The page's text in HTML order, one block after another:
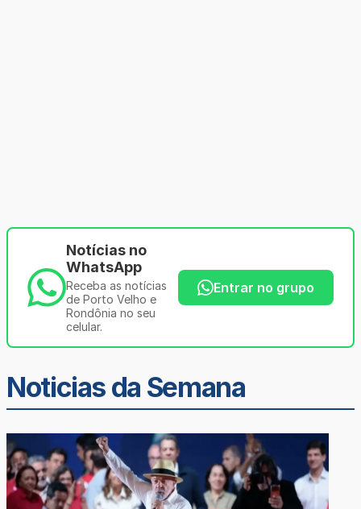
Notícias no
WhatsApp
Receba as notícias
de Porto Velho e
Rondônia no seu
celular.
Entrar no grupo
Noticias da Semana